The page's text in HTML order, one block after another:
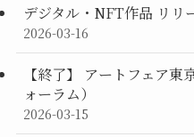
デジタル・NFT作品 リリ
2026-03-16
【終了】 アートフェア
ォーラム）
2026-03-15